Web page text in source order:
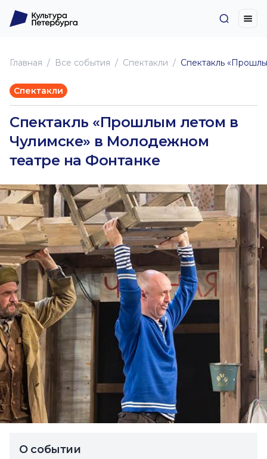
Главная Все события Спектакли Спектакль
Спектакли
Спектакль «Прошлым летом в
Чулимске» в Молодежном
театре на Фонтанке
О событии